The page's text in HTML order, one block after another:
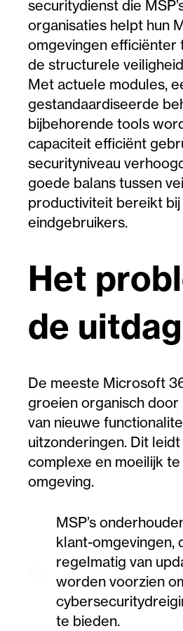
securitydienst die
organisaties helpt hun
omgevingen efficiënter
de structurele
Met actuele modules,
gestandaardiseerde
bijbehorende tools
capaciteit efficiënt
securityniveau
goede balans tussen
productiviteit bereikt bij
eindgebruikers.
Het
de
De meeste Microsoft
groeien organisch
van nieuwe
uitzonderingen. Dit
complexe en moeilijk
omgeving.
MSP’s
klant-omgevingen,
regelmatig van
worden voorzien
te bieden.